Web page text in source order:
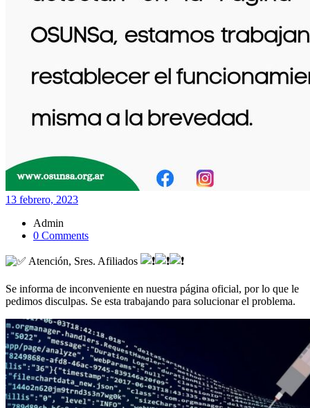
13 febrero, 2023
Admin
0 Comments
Atención, Sres. Afiliados
Se informa de inconveniente en nuestra página oficial, por lo que le
pedimos disculpas. Se esta trabajando para solucionar el problema.